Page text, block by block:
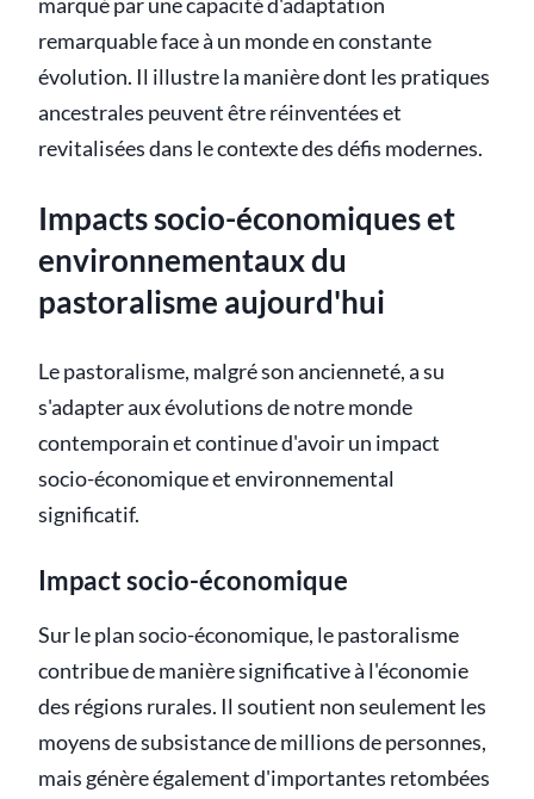
remarquable face à un monde en constante
évolution. Il illustre la manière dont les pratiques
ancestrales peuvent être réinventées et
revitalisées dans le contexte des défis modernes.
Impacts socio-économiques et
environnementaux du
pastoralisme aujourd'hui
Le pastoralisme, malgré son ancienneté, a su
s'adapter aux évolutions de notre monde
contemporain et continue d'avoir un impact
socio-économique et environnemental
significatif.
Impact socio-économique
Sur le plan socio-économique, le pastoralisme
contribue de manière significative à l'économie
des régions rurales. Il soutient non seulement les
moyens de subsistance de millions de personnes,
mais génère également d'importantes retombées